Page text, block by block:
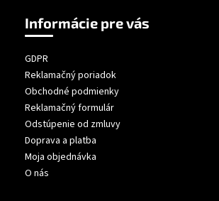
Informácie pre vás
GDPR
Reklamačný poriadok
Obchodné podmienky
Reklamačný formulár
Odstúpenie od zmluvy
Doprava a platba
Moja objednávka
O nás